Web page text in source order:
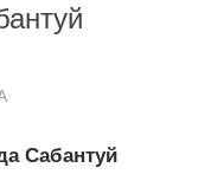
Сабантуй